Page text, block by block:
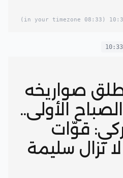
(08:33 in your timezone)
10:33
صواريخه
الأولى..
قوّات
لا تزال سليمة